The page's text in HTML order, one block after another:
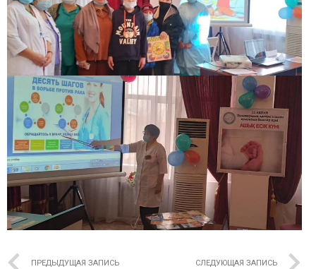
ПРЕДЫДУЩАЯ ЗАПИСЬ СЛЕДУЮЩАЯ ЗАПИСЬ